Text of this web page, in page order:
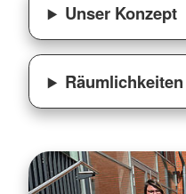
Unser Konzept
Räumlichkeiten